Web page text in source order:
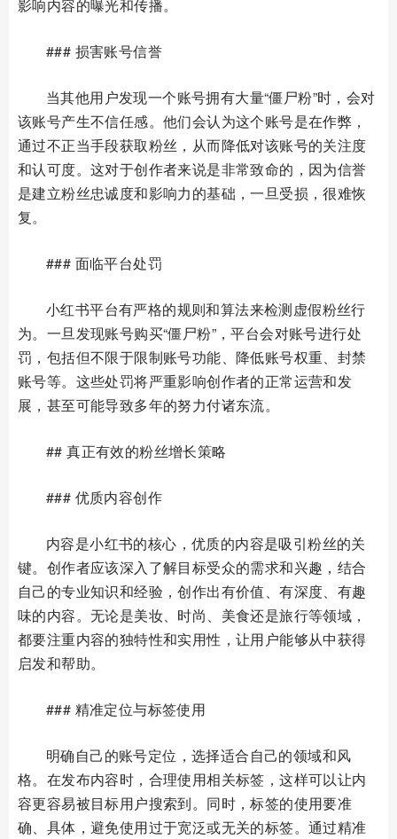
影响内容的曝光和传播。
### 损害账号信誉
当其他用户发现一个账号拥有大量“僵尸粉”时，会对
该账号产生不信任感。他们会认为这个账号是在作弊，
通过不正当手段获取粉丝，从而降低对该账号的关注度
和认可度。这对于创作者来说是非常致命的，因为信誉
是建立粉丝忠诚度和影响力的基础，一旦受损，很难恢
复。
### 面临平台处罚
小红书平台有严格的规则和算法来检测虚假粉丝行
为。一旦发现账号购买“僵尸粉”，平台会对账号进行处
罚，包括但不限于限制账号功能、降低账号权重、封禁
账号等。这些处罚将严重影响创作者的正常运营和发
展，甚至可能导致多年的努力付诸东流。
## 真正有效的粉丝增长策略
### 优质内容创作
内容是小红书的核心，优质的内容是吸引粉丝的关
键。创作者应该深入了解目标受众的需求和兴趣，结合
自己的专业知识和经验，创作出有价值、有深度、有趣
味的内容。无论是美妆、时尚、美食还是旅行等领域，
都要注重内容的独特性和实用性，让用户能够从中获得
启发和帮助。
### 精准定位与标签使用
明确自己的账号定位，选择适合自己的领域和风
格。在发布内容时，合理使用相关标签，这样可以让内
容更容易被目标用户搜索到。同时，标签的使用要准
确、具体，避免使用过于宽泛或无关的标签。通过精准